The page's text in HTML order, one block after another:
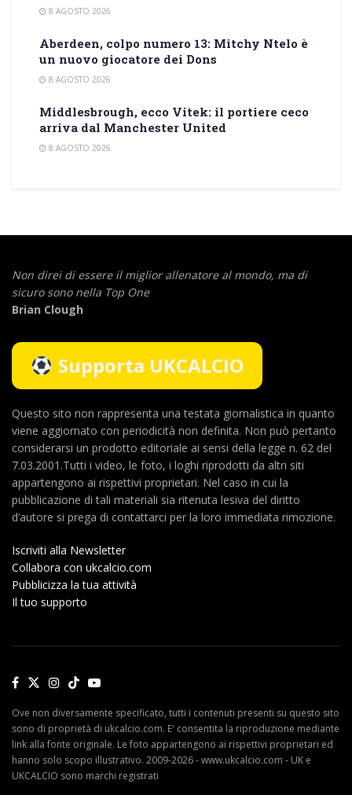
8 AGOSTO 2026
Aberdeen, colpo numero 13: Mitchy Ntelo è
un nuovo giocatore dei Dons
8 AGOSTO 2026
Middlesbrough, ecco Vitek: il portiere ceco
arriva dal Manchester United
8 AGOSTO 2026
Non direi di essere il miglior allenatore al mondo, ma di
sicuro sono nella Top One
Brian Clough
Supporta UKCALCIO
Questo sito non rappresenta una testata giornalistica in quanto
viene aggiornato con periodicità non definita. Non può pertanto
considerarsi un prodotto editoriale ai sensi della legge n. 62 del
7.03.2001.Tutti i video, le foto, i loghi riprodotti da altri siti
appartengono ai rispettivi proprietari. Nel caso in cui la
pubblicazione di tali materiali sia ritenuta lesiva del diritto
d’autore si prega di contattarci per la loro immediata rimozione.
Iscriviti alla Newsletter
Collabora con ukcalcio.com
Pubblicizza la tua attività
Il tuo supporto
Ove non diversamente specificato, tutti i contenuti presenti su questo sito
sono di proprietà di ukcalcio.com. E' consentita la riproduzione mediante
link alla fonte originale. Le foto appartengono ai rispettivi proprietari ed
hanno solo scopo illustrativo. 2009-2026 - www.ukcalcio.com - UK e
UKCALCIO sono marchi registrati